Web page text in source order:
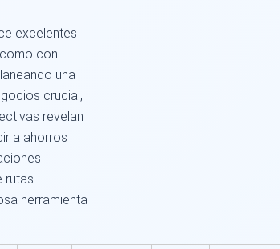
excelentes
con
una
crucial,
revelan
a ahorros
rutas
herramienta